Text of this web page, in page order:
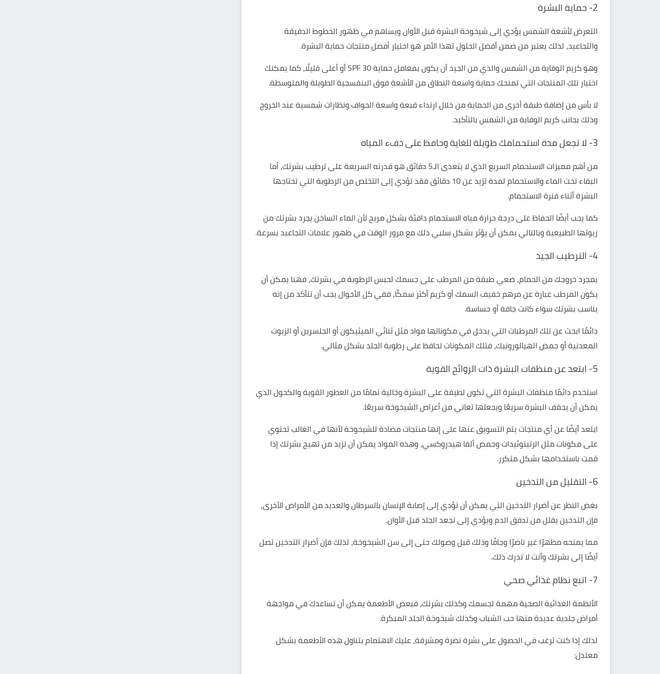
2- حماية البشرة
التعرض لأشعة الشمس يؤدي إلى شيخوخة البشرة قبل الأوان ويساهم في ظهور الخطوط الدقيقة
والتجاعيد، لذلك يعتبر من ضمن أفضل الحلول لهذا الأمر هو اختيار أفضل منتجات حماية البشرة.
وهو كريم الوقاية من الشمس والذي من الجيد أن يكون بمعامل حماية SPF 30 أو أعلى قليلًا، كما يمكنك
اختيار تلك المنتجات التي تمنحك حماية واسعة النطاق من الأشعة فوق البنفسجية الطويلة والمتوسطة.
لا بأس من إضافة طبقة أخرى من الحماية من خلال ارتداء قبعة واسعة الحواف ونظارات شمسية عند الخروج
وذلك بجانب كريم الوقاية من الشمس بالتأكيد.
3- لا تجعل مدة استحمامك طويلة للغاية وحافظ على دفء المياه
من أهم مميزات الاستحمام السريع الذي لا يتعدى الـ5 دقائق هو قدرته السريعة على ترطيب بشرتك، أما
البقاء تحت الماء والاستحمام لمدة تزيد عن 10 دقائق فقد تؤدي إلى التخلص من الرطوبة التي تحتاجها
البشرة أثناء فترة الاستحمام.
كما يجب أيضًا الحفاظ على درجة حرارة مياه الاستحمام دافئة بشكل مريح لأن الماء الساخن يجرد بشرتك من
زيوتها الطبيعية وبالتالي يمكن أن يؤثر بشكل سلبي ذلك مع مرور الوقت في ظهور علامات التجاعيد بسرعة.
4- الترطيب الجيد
بمجرد خروجك من الحمام، ضعي طبقة من المرطب على جسمك لحبس الرطوبة في بشرتك، فهنا يمكن أن
يكون المرطب عبارة عن مرهم خفيف السمك أو كريم أكثر سمكًا، ففي كل الأحوال يجب أن تتأكد من إنه
يناسب بشرتك سواء كانت جافة أو حساسة.
دائمًا ابحث عن تلك المرطبات التي يدخل في مكوناتها مواد مثل ثنائي الميثيكون أو الجلسرين أو الزيوت
المعدنية أو حمض الهيالورونيك، فتلك المكونات تحافظ على رطوبة الجلد بشكل مثالي.
5- ابتعد عن منظفات البشرة ذات الروائح القوية
استخدم دائمًا منظفات البشرة التي تكون لطيفة على البشرة وخالية تمامًا من العطور القوية والكحول الذي
يمكن أن يجفف البشرة سريعًا ويجعلها تعاني من أعراض الشيخوخة سريعًا.
ابتعد أيضًا عن أي منتجات يتم التسويق عنها على إنها منتجات مضادة للشيخوخة لأنها في الغالب تحتوي
على مكونات مثل الرتينوئيدات وحمض ألفا هيدروكسي، وهذه المواد يمكن أن تزيد من تهيج بشرتك إذا
قمت باستخدامها بشكل متكرر.
6- التقليل من التدخين
بغض النظر عن أضرار التدخين التي يمكن أن تؤدي إلى إصابة الإنسان بالسرطان والعديد من الأمراض الأخرى،
فإن التدخين يقلل من تدفق الدم ويؤدي إلى تجعد الجلد قبل الأوان.
مما يمنحه مظهرًا غير ناضرًا وجافًا وذلك قبل وصولك حتى إلى سن الشيخوخة، لذلك فإن أضرار التدخين تصل
أيضًا إلى بشرتك وأنت لا تدرك ذلك.
7- اتبع نظام غذائي صحي
الأنظمة الغذائية الصحية مهمة لجسمك وكذلك بشرتك، فبعض الأطعمة يمكن أن تساعدك في مواجهة
أمراض جلدية عديدة منها حب الشبابوكذلك شيخوخة الجلد المبكرة.
لذلك إذا كنت ترغب في الحصول على بشرة نضرة ومشرقة، عليك الاهتمام بتناول هذه الأطعمة بشكل
معتدل: